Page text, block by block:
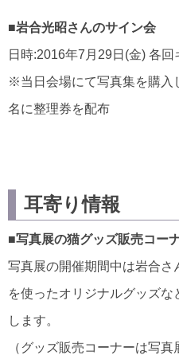
■岩合光昭さんのサイン会
日時:2016年7月29日(金) 各
※当日会場にて写真集を購入
名に整理券を配布
耳寄り情報
■写真展の猫グッズ販売コー
写真展の開催期間中は岩合
を使ったオリジナルグッズ
します。
（グッズ販売コーナーは写真